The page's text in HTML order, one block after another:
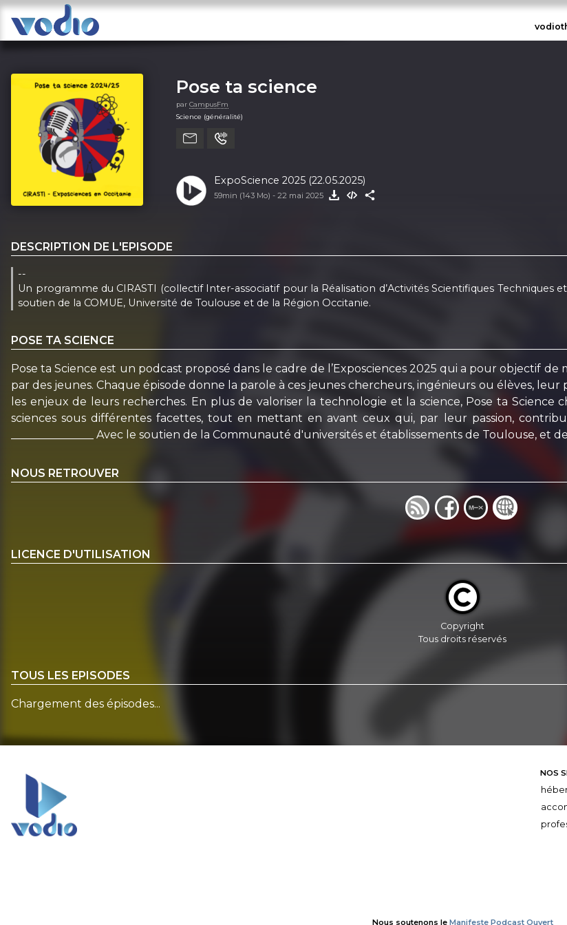
Pose ta science
par CampusFm
Science (généralité)
ExpoScience 2025 (22.05.2025)
59min (143 Mo) - 22 mai 2025
DESCRIPTION DE L'EPISODE
--
Un programme du CIRASTI (collectif Inter-associatif pour la Réalisation d’Activités Scientifiques
soutien de la COMUE, Université de Toulouse et de la Région Occitanie.
POSE TA SCIENCE
Pose ta Science est un podcast proposé dans le cadre de l’Exposciences 2025 qui a pour objectif
par des jeunes. Chaque épisode donne la parole à ces jeunes chercheurs, ingénieurs ou élèves,
les enjeux de leurs recherches. En plus de valoriser la technologie et la science, Pose ta
sciences sous différentes facettes, tout en mettant en avant ceux qui, par leur passion,
_______________ Avec le soutien de la Communauté d'universités et établissements de Toulouse, et
NOUS RETROUVER
LICENCE D'UTILISATION
Copyright
Tous droits réservés
TOUS LES EPISODES
Chargement des épisodes...
NOS
Nous soutenons le Manifeste Podcast Ouvert